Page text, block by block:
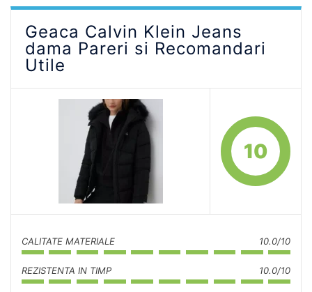
Geaca Calvin Klein Jeans
dama Pareri si Recomandari
Utile
10
CALITATE MATERIALE 10.0/10
REZISTENTA IN TIMP 10.0/10